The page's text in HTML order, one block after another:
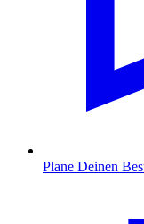
Plane Deinen